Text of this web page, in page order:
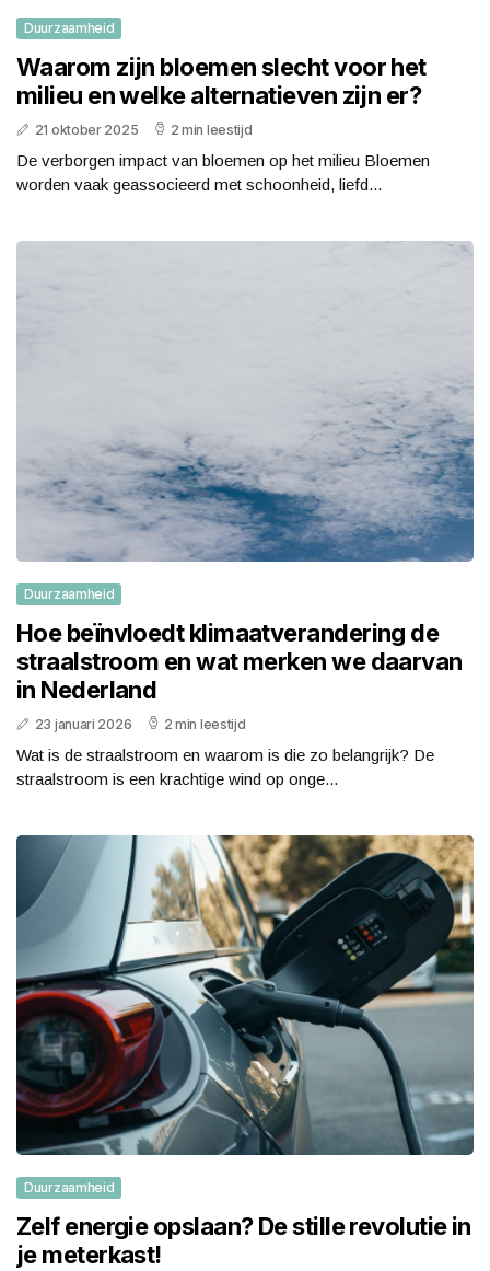
Duurzaamheid
Waarom zijn bloemen slecht voor het
milieu en welke alternatieven zijn er?
21 oktober 2025 2 min leestijd
De verborgen impact van bloemen op het milieu Bloemen
worden vaak geassocieerd met schoonheid, liefd...
Duurzaamheid
Hoe beïnvloedt klimaatverandering de
straalstroom en wat merken we daarvan
in Nederland
23 januari 2026 2 min leestijd
Wat is de straalstroom en waarom is die zo belangrijk? De
straalstroom is een krachtige wind op onge...
Duurzaamheid
Zelf energie opslaan? De stille revolutie in
je meterkast!